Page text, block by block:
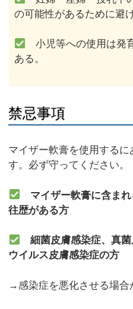
の可能性があるために避
小児等への使用は発
ある。
禁忌事項
マイザー軟膏を使用する
す。必ず守ってください。
マイザー軟膏に含ま
往歴がある方
細菌皮膚感染症、真菌
ウイルス皮膚感染症の方
→感染症を悪化させる場合